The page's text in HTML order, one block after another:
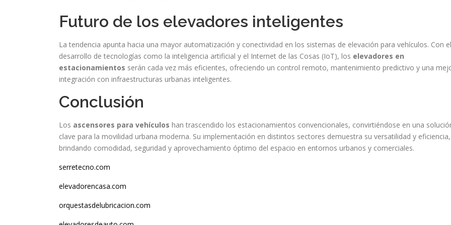
Futuro de los elevadores inteligentes
La tendencia apunta hacia una mayor automatización y conectividad en los sistemas de elevación para vehículos. Con el
desarrollo de tecnologías como la inteligencia artificial y el Internet de las Cosas (IoT), los elevadores en
estacionamientos serán cada vez más eficientes, ofreciendo un control remoto, mantenimiento predictivo y una
integración con infraestructuras urbanas inteligentes.
Conclusión
Los ascensores para vehículos han trascendido los estacionamientos convencionales, convirtiéndose en una
clave para la movilidad urbana moderna. Su implementación en distintos sectores demuestra su versatilidad y eficiencia,
brindando comodidad, seguridad y aprovechamiento óptimo del espacio en entornos urbanos y comerciales.
serretecno.com
elevadorencasa.com
orquestasdelubricacion.com